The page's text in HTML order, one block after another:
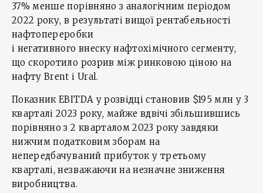
37% менше порівняно з аналогічним періодом
2022 року, в результаті вищої рентабельності
нафтопереробки
і негативного внеску нафтохімічного сегменту,
що скоротило розрив між ринковою ціною на
нафту Brent і Ural.
Показник EBITDA у розвідці становив $195 млн у 3
кварталі 2023 року, майже вдвічі збільшившись
порівняно з 2 кварталом 2023 року завдяки
нижчим податковим зборам на
непередбачуваний прибуток у третьому
кварталі, незважаючи на незначне зниження
виробництва.